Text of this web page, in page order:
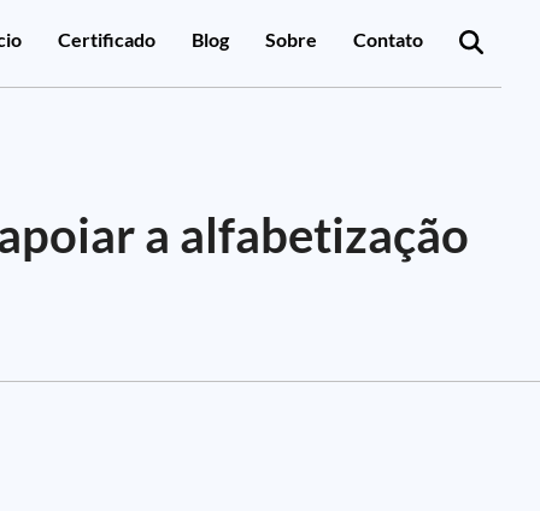
Certificado Blog Sobre Contato
a alfabetização